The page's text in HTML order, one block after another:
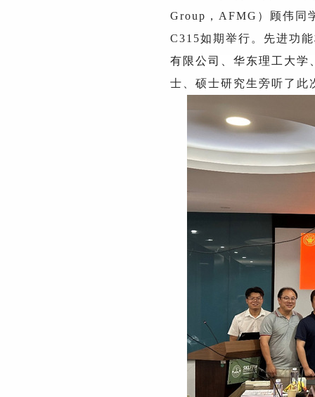
Group，AFMG）顾伟同
C315如期举行。先进功
有限公司、华东理工大学
士、硕士研究生旁听了此